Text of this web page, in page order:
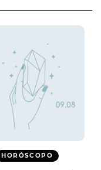
HORÓSCOPO